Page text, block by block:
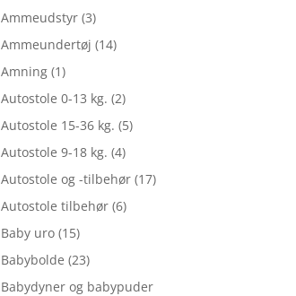
Ammeudstyr (3)
Ammeundertøj (14)
Amning (1)
Autostole 0-13 kg. (2)
Autostole 15-36 kg. (5)
Autostole 9-18 kg. (4)
Autostole og -tilbehør (17)
Autostole tilbehør (6)
Baby uro (15)
Babybolde (23)
Babydyner og babypuder